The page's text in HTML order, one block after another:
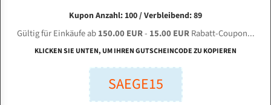
ZHEJIANG LUOSBG Machine Lix GZ 4242 für
4910 mm Bi-Metall Bandsägeblätter
Länge (mm):
Bi-Metall Meterware
Fleischerei Bandsägeblätter
Bandmesser Glatt Meterware
Kupon Anzahl: 100 / Verbleibend: 89
Gültig für Einkäufe ab150.00 EUR- 15.00 EURRabatt-Coupon...
KLICKEN SIE UNTEN, UM IHREN GUTSCHEINCODE ZU KOPIEREN
SAEGE15